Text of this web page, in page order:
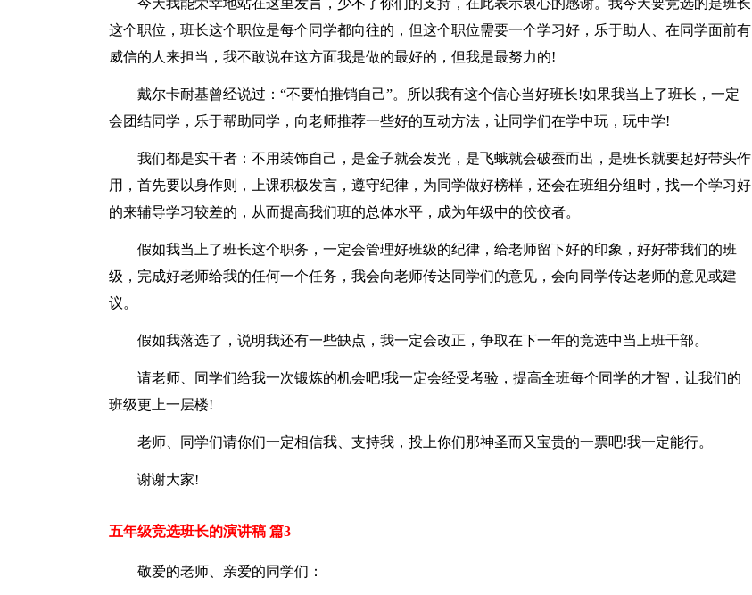
今天我能荣幸地站在这里发言，少不了你们的支持，在此表示衷心的感谢。我今天要竞选的是班长
这个职位，班长这个职位是每个同学都向往的，但这个职位需要一个学习好，乐于助人、在同学面前有
威信的人来担当，我不敢说在这方面我是做的最好的，但我是最努力的!
戴尔卡耐基曾经说过：“不要怕推销自己”。所以我有这个信心当好班长!如果我当上了班长，一定
会团结同学，乐于帮助同学，向老师推荐一些好的互动方法，让同学们在学中玩，玩中学!
我们都是实干者：不用装饰自己，是金子就会发光，是飞蛾就会破蚕而出，是班长就要起好带头作
用，首先要以身作则，上课积极发言，遵守纪律，为同学做好榜样，还会在班组分组时，找一个学习好
的来辅导学习较差的，从而提高我们班的总体水平，成为年级中的佼佼者。
假如我当上了班长这个职务，一定会管理好班级的纪律，给老师留下好的印象，好好带我们的班
级，完成好老师给我的任何一个任务，我会向老师传达同学们的意见，会向同学传达老师的意见或建
议。
假如我落选了，说明我还有一些缺点，我一定会改正，争取在下一年的竞选中当上班干部。
请老师、同学们给我一次锻炼的机会吧!我一定会经受考验，提高全班每个同学的才智，让我们的
班级更上一层楼!
老师、同学们请你们一定相信我、支持我，投上你们那神圣而又宝贵的一票吧!我一定能行。
谢谢大家!
五年级竞选班长的演讲稿 篇3
敬爱的老师、亲爱的同学们：